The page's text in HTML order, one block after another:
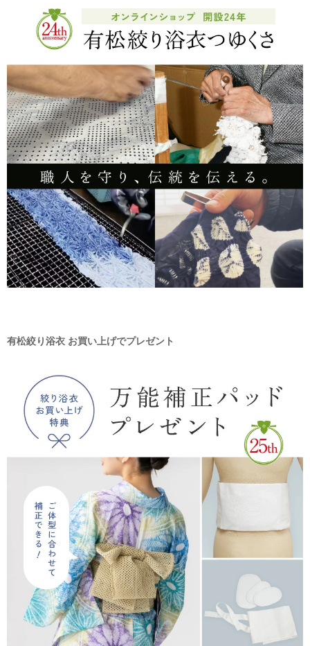
有松絞り浴衣 お買い上げでプレゼント